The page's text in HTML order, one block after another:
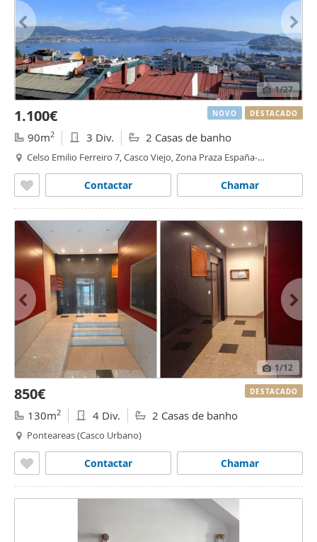
1/27
1.100€
90m2 3 Div. 2 Casas de banho
Celso Emilio Ferreiro 7, Casco Viejo, Zona Praza España-
Chamar
Contactar
NOVO DESTACADO
1/12
850€
130m2 4 Div. 2 Casas de banho
Ponteareas (Casco Urbano)
Chamar
Contactar
DESTACADO